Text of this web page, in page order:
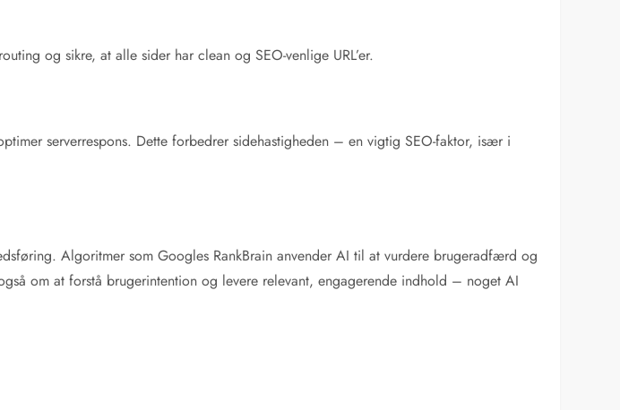
og sikre, at alle sider har clean og SEO-venlige URL’er.
serverrespons. Dette forbedrer sidehastigheden – en vigtig SEO-faktor, især i
Algoritmer som Googles RankBrain anvender AI til at vurdere brugeradfærd og
om at forstå brugerintention og levere relevant, engagerende indhold – noget AI